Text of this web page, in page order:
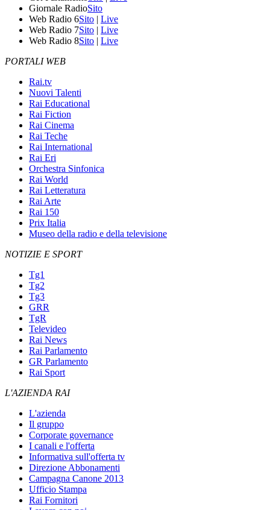
Giornale RadioSito
Web Radio 6Sito | Live
Web Radio 7Sito | Live
Web Radio 8Sito | Live
PORTALI WEB
Rai.tv
Nuovi Talenti
Rai Educational
Rai Fiction
Rai Cinema
Rai Teche
Rai International
Rai Eri
Orchestra Sinfonica
Rai World
Rai Letteratura
Rai Arte
Rai 150
Prix Italia
Museo della radio e della televisione
NOTIZIE E SPORT
Tg1
Tg2
Tg3
GRR
TgR
Televideo
Rai News
Rai Parlamento
GR Parlamento
Rai Sport
L'AZIENDA RAI
L'azienda
Il gruppo
Corporate governance
I canali e l'offerta
Informativa sull'offerta tv
Direzione Abbonamenti
Campagna Canone 2013
Ufficio Stampa
Rai Fornitori